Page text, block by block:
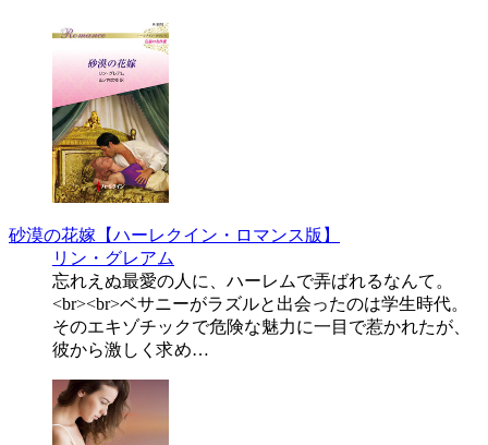
砂漠の花嫁【ハーレクイン・ロマンス版】
リン・グレアム
忘れえぬ最愛の人に、ハーレムで弄ばれるなんて。
<br><br>ベサニーがラズルと出会ったのは学生時代。
そのエキゾチックで危険な魅力に一目で惹かれたが、
彼から激しく求め…